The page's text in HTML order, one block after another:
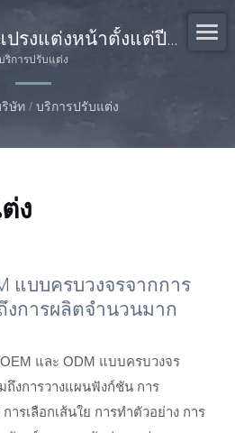
ปรงแต่งหน้าตั้งแต่ปี
1980
ริการปรับแต่ง
ษัท / บริการปรับแต่ง
ง
แบบครบวงจรจากการ
การผลิตจำนวนมาก
และ ODM แบบครบวงจร
งการวางแผนฟังก์ชัน การ
ารเลือกเส้นใย การทำตัวอย่าง การ